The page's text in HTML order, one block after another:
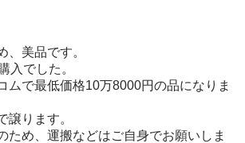
、美品です。
入でした。
ムで最低価格10万8000円の品になりま
譲ります。
ため、運搬などはご自身でお願いしま